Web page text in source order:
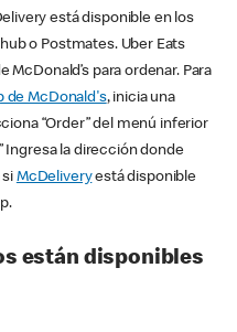
está disponible en los
o Postmates. Uber Eats
para ordenar. Para
de McDonald's, inicia una
“Order” del menú inferior
Ingresa la dirección donde
si McDeliveryestá disponible
están disponibles